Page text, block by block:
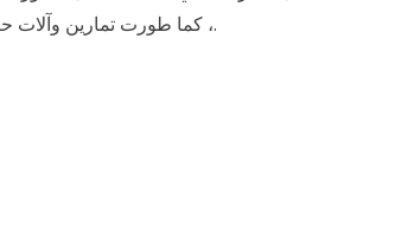
، كما طورت تمارين وآلات حاسبة على الإنترنت يمكنك استخدامها لدراسة الرياضيات.